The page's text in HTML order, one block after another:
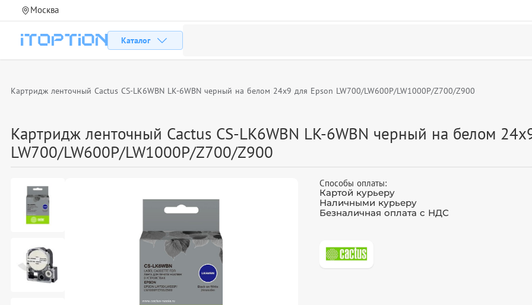
Москва
Каталог
Картридж ленточный Cactus CS-LK6WBN LK-6WBN черный на белом 24x9 для Epson LW700/LW600P/LW1000P/Z700/Z900
Картридж ленточный Cactus CS-LK6WBN LK-6WBN черный на белом 24x9
LW700/LW600P/LW1000P/Z700/Z900
Способы оплаты:
Картой курьеру
Наличными курьеру
Безналичная оплата с НДС